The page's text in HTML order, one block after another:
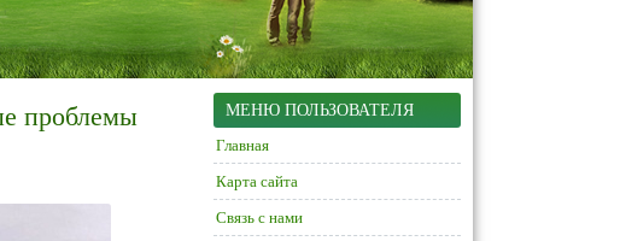
проблемы
МЕНЮ ПОЛЬЗОВАТЕЛЯ
Главная
Карта сайта
Связь с нами